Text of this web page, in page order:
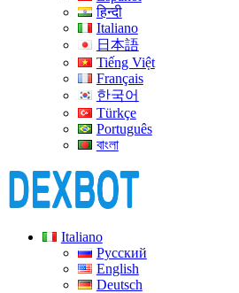
हिन्दी
Italiano
日本語
Tiếng Việt
Français
한국어
Türkçe
Português
বাংলা
Italiano
Русский
English
Deutsch